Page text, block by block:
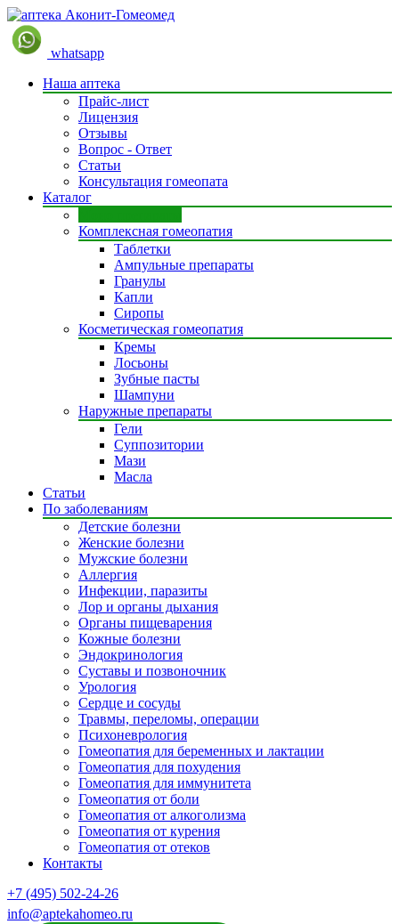
whatsapp
Наша аптека
Прайс-лист
Лицензия
Отзывы
Вопрос - Ответ
Статьи
Консультация гомеопата
Каталог
Комплексная гомеопатия
Таблетки
Ампульные препараты
Гранулы
Капли
Сиропы
Косметическая гомеопатия
Кремы
Лосьоны
Зубные пасты
Шампуни
Наружные препараты
Гели
Суппозитории
Мази
Масла
Статьи
По заболеваниям
Детские болезни
Женские болезни
Мужские болезни
Аллергия
Инфекции, паразиты
Лор и органы дыхания
Органы пищеварения
Кожные болезни
Эндокринология
Суставы и позвоночник
Урология
Сердце и сосуды
Травмы, переломы, операции
Психоневрология
Гомеопатия для беременных и лактации
Гомеопатия для похудения
Гомеопатия для иммунитета
Гомеопатия от боли
Гомеопатия от алкоголизма
Гомеопатия от курения
Гомеопатия от отеков
Контакты
+7 (495) 502-24-26
info@aptekahomeo.ru